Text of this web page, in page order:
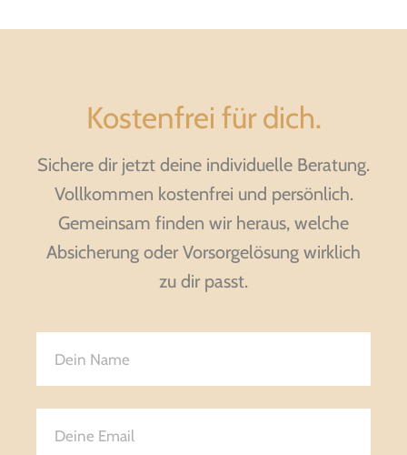
Kostenfrei für dich.
Sichere dir jetzt deine individuelle Beratung.
Vollkommen kostenfrei und persönlich.
Gemeinsam finden wir heraus, welche
Absicherung oder Vorsorgelösung wirklich
zu dir passt.